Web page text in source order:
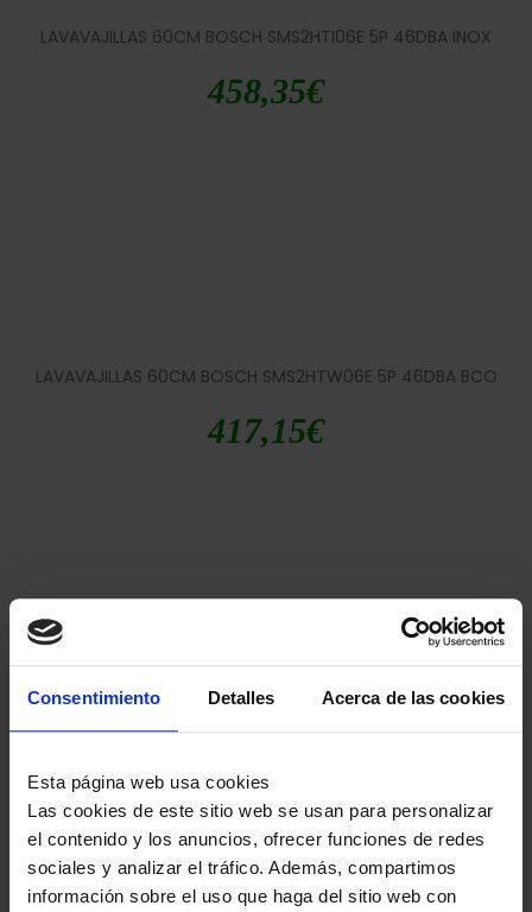
Consentimiento Detalles Acerca de las cookies
Esta página web usa cookies
Las cookies de este sitio web se usan para personalizar
el contenido y los anuncios, ofrecer funciones de redes
sociales y analizar el tráfico. Además, compartimos
información sobre el uso que haga del sitio web con
LAVAVAJILLAS 60CM BOSCH SMS2HTI06E 5P 46DBA INOX
458,35€
LAVAVAJILLAS 60CM BOSCH SMS2HTW06E 5P 46DBA BCO
417,15€
429,51